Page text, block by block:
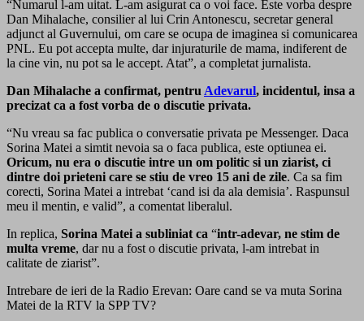
“Numarul l-am uitat. L-am asigurat ca o voi face. Este vorba despre
Dan Mihalache, consilier al lui Crin Antonescu, secretar general
adjunct al Guvernului, om care se ocupa de imaginea si comunicarea
PNL. Eu pot accepta multe, dar injuraturile de mama, indiferent de
la cine vin, nu pot sa le accept. Atat”, a completat jurnalista.
Dan Mihalache a confirmat, pentru Adevarul, incidentul, insa a
precizat ca a fost vorba de o discutie privata.
“Nu vreau sa fac publica o conversatie privata pe Messenger. Daca
Sorina Matei a simtit nevoia sa o faca publica, este optiunea ei.
Oricum, nu era o discutie intre un om politic si un ziarist, ci
dintre doi prieteni care se stiu de vreo 15 ani de zile. Ca sa fim
corecti, Sorina Matei a intrebat ‘cand isi da ala demisia’. Raspunsul
meu il mentin, e valid”, a comentat liberalul.
In replica, Sorina Matei a subliniat ca “intr-adevar, ne stim de
multa vreme, dar nu a fost o discutie privata, l-am intrebat in
calitate de ziarist”.
Intrebare de ieri de la Radio Erevan: Oare cand se va muta Sorina
Matei de la RTV la SPP TV?